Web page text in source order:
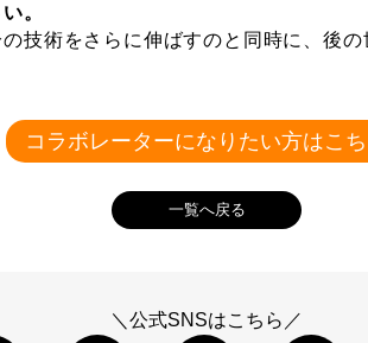
。
技術をさらに伸ばすのと同時に、後
コラボレーターになりたい方はこ
一覧へ戻る
＼公式SNSはこちら／